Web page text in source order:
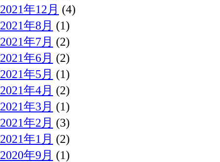
2021年12月 (4)
2021年8月 (1)
2021年7月 (2)
2021年6月 (2)
2021年5月 (1)
2021年4月 (2)
2021年3月 (1)
2021年2月 (3)
2021年1月 (2)
2020年9月 (1)